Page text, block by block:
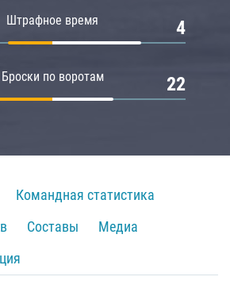
Штрафное время 4
Броски по воротам 22
Командная статистика
Составы
Медиа